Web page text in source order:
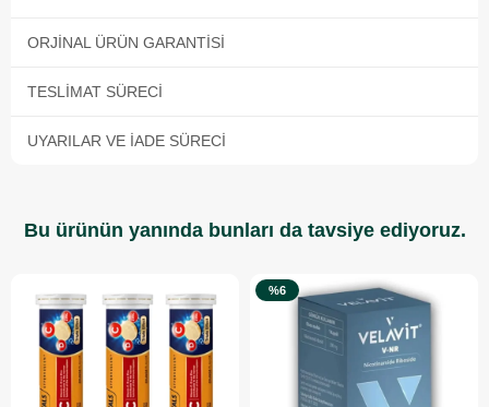
ORJINAL ÜRÜN GARANTISI
TESLIMAT SÜRECI
UYARILAR VE İADE SÜRECI
Bu ürünün yanında bunları da tavsiye ediyoruz.
%6